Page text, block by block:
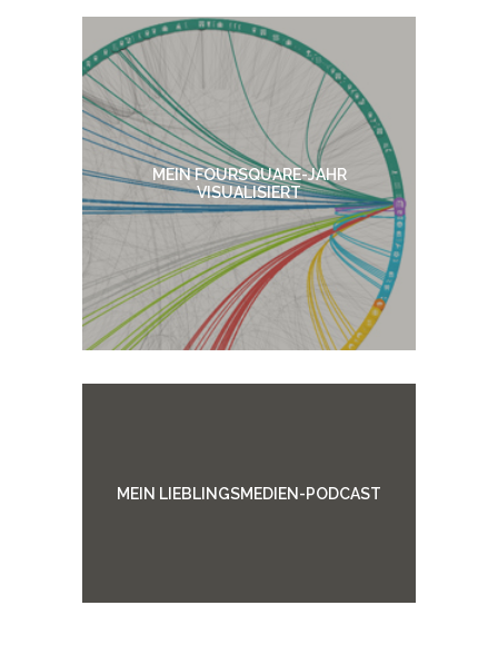
MEIN FOURSQUARE-JAHR
VISUALISIERT
MEIN LIEBLINGSMEDIEN-PODCAST